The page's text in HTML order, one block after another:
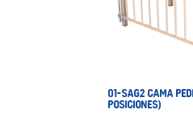
01-SAG2 CAMA
POSICIONES)